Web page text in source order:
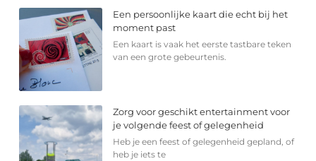
Een persoonlijke kaart die echt bij het
moment past
Een kaart is vaak het eerste tastbare teken
van een grote gebeurtenis.
Zorg voor geschikt entertainment voor
je volgende feest of gelegenheid
Heb je een feest of gelegenheid gepland, of
heb je iets te